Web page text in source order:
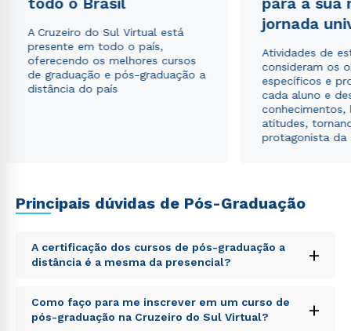
A Cruzeiro do Sul Virtual está
presente em todo o país,
oferecendo os melhores cursos
de graduação e pós-graduação a
distância do país
jornada
Atividades de
consideram os
específicos e
cada aluno e
conhecimentos,
atitudes,
protagonista da
Principais dúvidas de Pós-Graduação
A certificação dos cursos de pós-graduação a
distância é a mesma da presencial?
+
Sed ut perspiciatis unde omnis iste natus error sit
voluptatem accusantium doloremque laudantium,
totam rem aperiam, eaque ipsa quae ab illo inventore
Como faço para me inscrever em um curso de
pós-graduação na Cruzeiro do Sul Virtual?
+
ou